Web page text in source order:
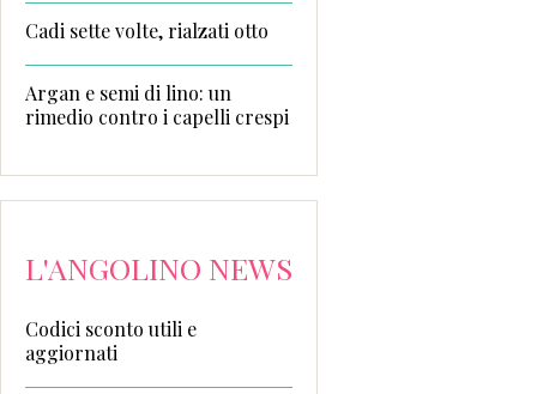
Cadi sette volte, rialzati otto
Argan e semi di lino: un
rimedio contro i capelli crespi
L'ANGOLINO NEWS
Codici sconto utili e
aggiornati